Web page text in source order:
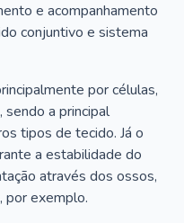
e acompanhamento
conjuntivo e sistema
por células,
a principal
tipos de tecido. Já o
a estabilidade do
através dos ossos,
por exemplo.